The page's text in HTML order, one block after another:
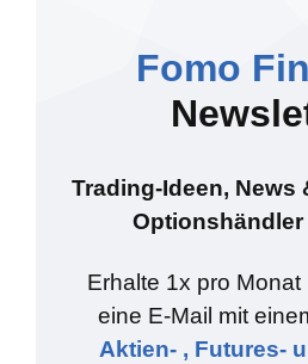
Fomo
Trading-Ideen, News
Optionshändler
Erhalte 1x pro
eine E-Mail mit
Aktien- , Futures-